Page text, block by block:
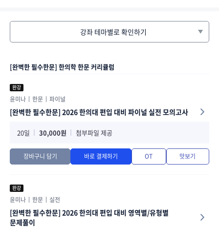
[완벽한 필수한문] 한의학 한문 커리큘럼
완강
윤미나 한문 파이널
[완벽한 필수한문] 2026 한의대 편입 대비 파이널 실전 모의고사
20일 30,000원 첨부파일 제공
장바구니 담기 바로 결제하기 OT 맛보기
완강
윤미나 한문 실전
[완벽한 필수한문] 2026 한의대 편입 대비 영역별/유형별
문제풀이